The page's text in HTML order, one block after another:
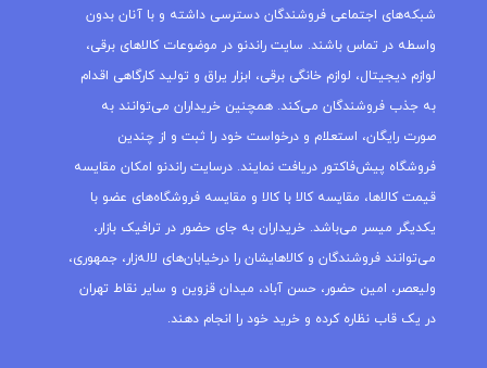
شبکه‌های اجتماعی فروشندگان دسترسی داشته و با آنان بدون
واسطه در تماس باشند. سایت راندنو در موضوعات کالاهای برقی،
لوازم دیجیتال، لوازم خانگی برقی، ابزار یراق و تولید کارگاهی اقدام
به جذب فروشندگان می‌کند. همچنین خریداران می‌توانند به
صورت رایگان، استعلام و درخواست خود را ثبت و از چندین
فروشگاه پیش‌فاکتور دریافت نمایند. درسایت راندنو امکان مقایسه
قیمت کالاها، مقایسه کالا با کالا و مقایسه فروشگاه‌های عضو با
یکدیگر میسر می‌باشد. خریداران به جای حضور در ترافیک بازار،
می‌توانند فروشندگان و کالاهایشان را درخیابان‌های لاله‌زار، جمهوری،
ولیعصر، امین حضور، حسن آباد، میدان قزوین و سایر نقاط تهران
در یک قاب نظاره کرده و خرید خود را انجام دهند.